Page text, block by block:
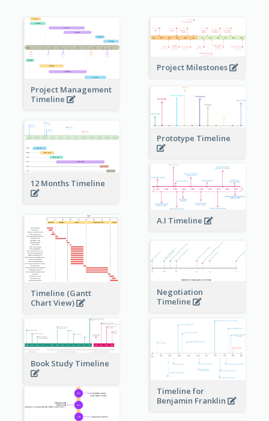
Project Management
Timeline
Project Milestones
Prototype Timeline
12 Months Timeline
A.I Timeline
Timeline (Gantt
Chart View)
Negotiation
Timeline
Book Study Timeline
Timeline for
Benjamin Franklin